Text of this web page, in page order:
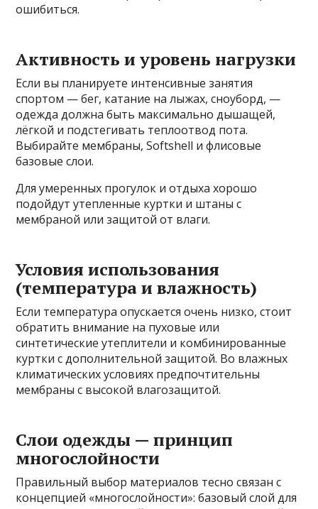
ошибиться.
Активность и уровень нагрузки
Если вы планируете интенсивные занятия
спортом — бег, катание на лыжах, сноуборд, —
одежда должна быть максимально дышащей,
лёгкой и подстегивать теплоотвод пота.
Выбирайте мембраны, Softshell и флисовые
базовые слои.
Для умеренных прогулок и отдыха хорошо
подойдут утепленные куртки и штаны с
мембраной или защитой от влаги.
Условия использования
(температура и влажность)
Если температура опускается очень низко, стоит
обратить внимание на пуховые или
синтетические утеплители и комбинированные
куртки с дополнительной защитой. Во влажных
климатических условиях предпочтительны
мембраны с высокой влагозащитой.
Слои одежды — принцип
многослойности
Правильный выбор материалов тесно связан с
концепцией «многослойности»: базовый слой для